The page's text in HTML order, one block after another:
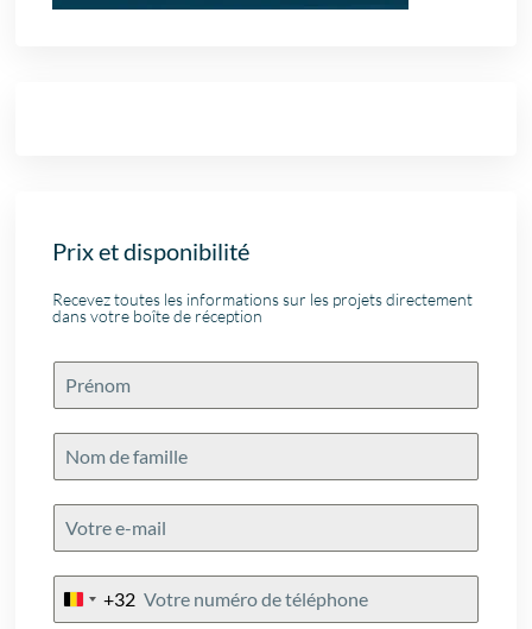
Prix et disponibilité
Recevez toutes les informations sur les projets directement
dans votre boîte de réception
Belgium
+32